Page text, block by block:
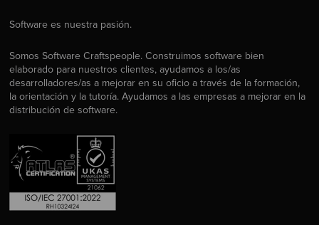
Software es nuestra pasión.
Somos Software Craftspeople. Construimos software bien
elaborado para nuestros clientes, ayudamos a los/as
desarrolladores/as a mejorar en su oficio a través de la formación,
la orientación y la tutoría. Ayudamos a las empresas a mejorar en la
distribución de software.